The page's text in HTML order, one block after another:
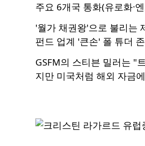
주요 6개국 통화(유로화·
'월가 채권왕'으로 불리는
펀드 업계 '큰손' 폴 튜더
GSFM의 스티븐 밀러는 "
지만 미국처럼 해외 자금